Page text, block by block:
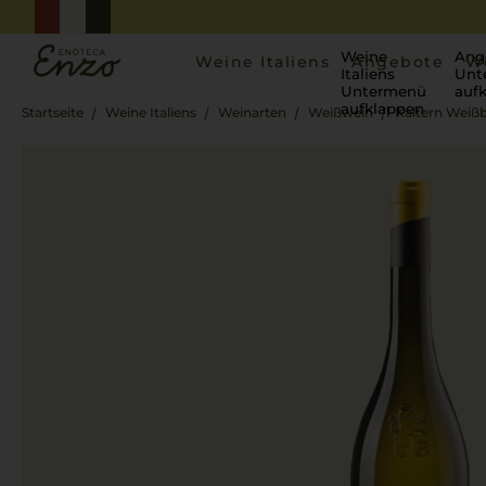
Weine Italiens
Weine
Italiens
Untermenü
aufklappen
Angebote
Startseite Weine Italiens Weinarten Weißwein Kaltern